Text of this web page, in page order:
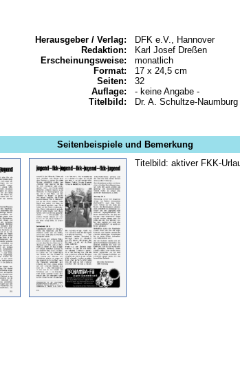
Herausgeber / Verlag:
Redaktion:
Erscheinungsweise:
Format:
Seiten:
Auflage:
Titelbild:
DFK e.V., Hannover
Karl Josef Dreßen
monatlich
17 x 24,5 cm
32
- keine Angabe -
Dr. A. Schultze-Naumburg
Seitenbeispiele und Bemerkung
Titelbild: aktiver FKK-